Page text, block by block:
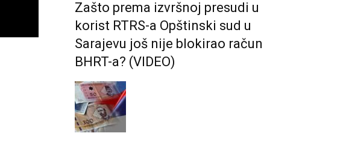
Zašto prema izvršnoj presudi u
korist RTRS-a Opštinski sud u
Sarajevu još nije blokirao račun
BHRT-a? (VIDEO)